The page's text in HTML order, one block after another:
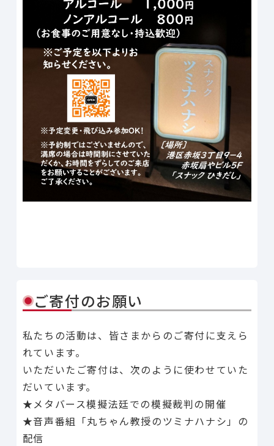
ご寄付のお願い
私たちの活動は、皆さまからのご寄付に支えら
れています。
いただいたご寄付は、次のように使わせていた
だいています。
★メタバース模擬法廷での模擬裁判の開催
★音声番組「丸ちゃん教授のツミナハナシ」の
配信